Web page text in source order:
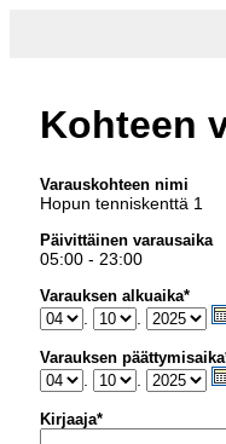
Kohteen
Varauskohteen nimi
Hopun tenniskenttä 1
Päivittäinen varausaika
05:00 - 23:00
Varauksen alkuaika*
Varauksen
Kirjaaja*